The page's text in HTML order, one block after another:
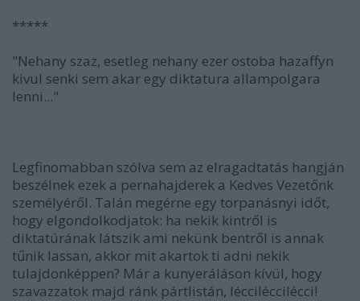
*****
"Nehany szaz, esetleg nehany ezer ostoba hazaffyn
kivul senki sem akar egy diktatura allampolgara
lenni..."
Legfinomabban szólva sem az elragadtatás hangján
beszélnek ezek a pernahajderek a Kedves Vezetőnk
személyéről. Talán megérne egy torpanásnyi időt,
hogy elgondolkodjatok: ha nekik kintről is
diktatúrának látszik ami nekünk bentről is annak
tűnik lassan, akkor mit akartok ti adni nekik
tulajdonképpen? Már a kunyeráláson kívül, hogy
szavazzatok majd ránk pártlistán, lécciléccilécci!